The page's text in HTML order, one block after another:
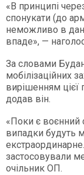
«В принципі
спонукати (до
неможливо в
впаде», —
За словами
мобілізаційних
вирішенням
додав він.
«Поки є воєнний
випадки будуть
застосовували
очільник ОП.